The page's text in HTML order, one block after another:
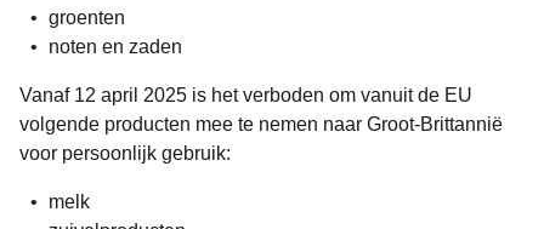
groenten
noten en zaden
Vanaf 12 april 2025 is het verboden om vanuit de EU
volgende producten mee te nemen naar Groot-Brittannië
voor persoonlijk gebruik:
melk